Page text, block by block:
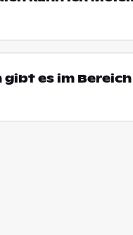
es im